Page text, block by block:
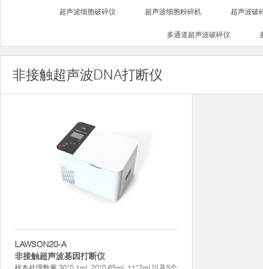
超声波细胞破碎仪 超声波细胞粉碎机 超声波破
多通道超声波破碎仪
非接触超声波DNA打断仪
LAWSON20-A
非接触超声波基因打断仪